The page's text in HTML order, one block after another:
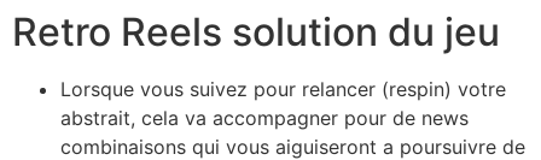
Retro Reels solution du jeu
Lorsque vous suivez pour relancer (respin) votre
abstrait, cela va accompagner pour de news
combinaisons qui vous aiguiseront a poursuivre de